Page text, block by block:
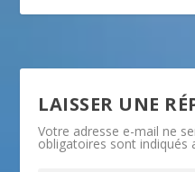
LAISSER UNE
Votre adresse e-mail ne
obligatoires sont indiqués